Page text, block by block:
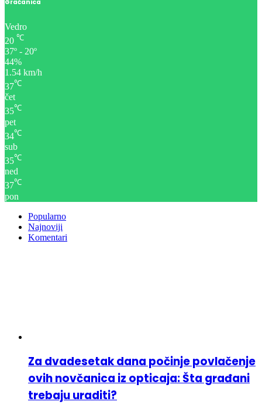
Gračanica
Vedro
20 ℃
37º - 20º
44%
1.54 km/h
37℃
čet
35℃
pet
34℃
sub
35℃
ned
37℃
pon
Popularno
Najnoviji
Komentari
Za dvadesetak dana počinje povlačenje
ovih novčanica iz opticaja: Šta građani
trebaju uraditi?